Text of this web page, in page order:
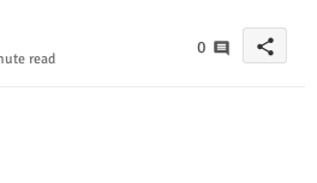
read
0 share